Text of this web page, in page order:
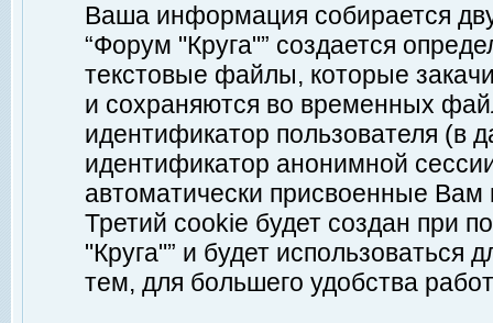
Ваша информация собирается
“Форум "Круга"” создается
текстовые файлы, которые
и сохраняются во временных
идентификатор пользователя (в
идентификатор анонимной
автоматически присвоенные
Третий cookie будет создан при
"Круга"” и будет
тем, для большего удобства